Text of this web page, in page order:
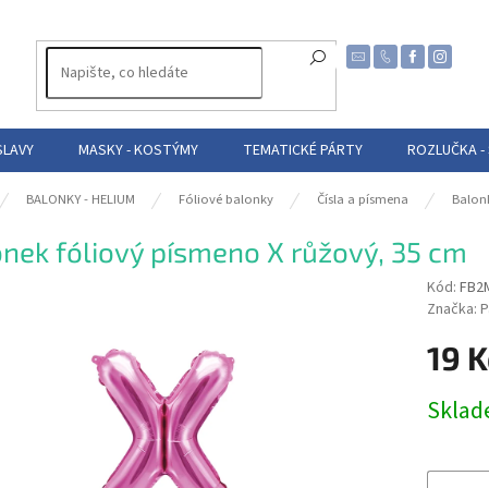
MASKY - KOSTÝMY TEMATICKÉ PÁRTY ROZLUČKA
BALONKY - HELIUM Fóliové balonky Čísla a písmena
fóliový písmeno X růžový, 35 cm
Kód:
Značka:
19
cena: